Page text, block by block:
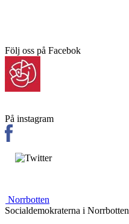
Följ oss på Facebok
På instagram
Norrbotten
Socialdemokraterna i Norrbotten